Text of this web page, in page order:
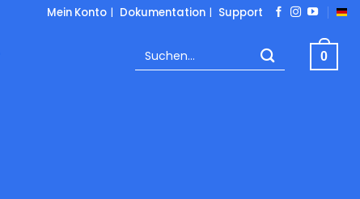
Mein Konto| Dokumentation| Support
Suchen
nach:
0